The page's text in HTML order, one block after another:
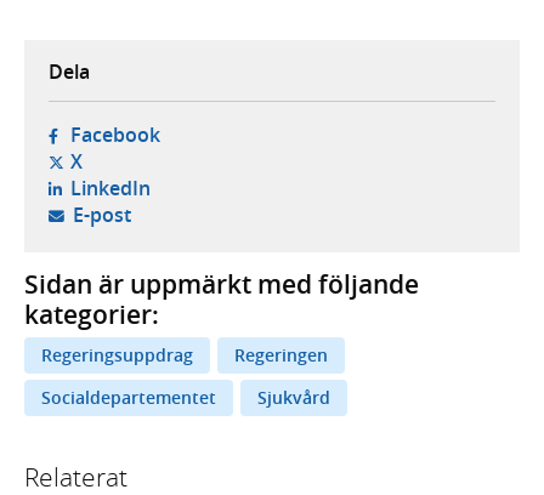
Dela
Facebook- öppnas i ny flik, extern webbplats,
X- öppnas i ny flik, extern webbplats,
LinkedIn- öppnas i ny flik, extern webbplats,
E-post- öppnar din e-postklient,
Sidan är uppmärkt med följande
kategorier:
Regeringsuppdrag
Regeringen
Socialdepartementet
Sjukvård
Relaterat